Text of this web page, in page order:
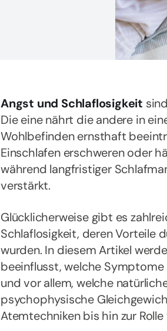
Angst und Schlaflosigkeit
Die eine nährt die andere in
Wohlbefinden ernsthaft
Einschlafen erschweren oder
während langfristiger
verstärkt.
Glücklicherweise gibt es
Schlaflosigkeit, deren Vorteile
wurden. In diesem Artikel
beeinflusst, welche
und vor allem, welche
psychophysische
Atemtechniken bis hin zur